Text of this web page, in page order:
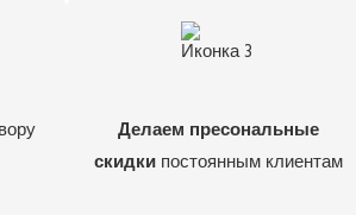
Делаем пресональные
скидки постоянным клиентам